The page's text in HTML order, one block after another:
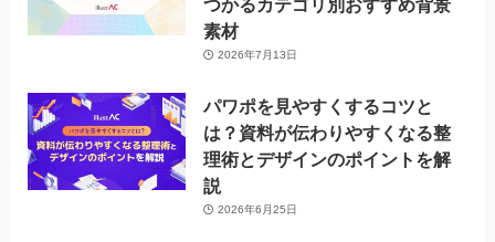
つかるカテゴリ別おすすめ背景
素材
2026年7月13日
パワポを見やすくするコツと
は？資料が伝わりやすくなる整
理術とデザインのポイントを解
説
2026年6月25日